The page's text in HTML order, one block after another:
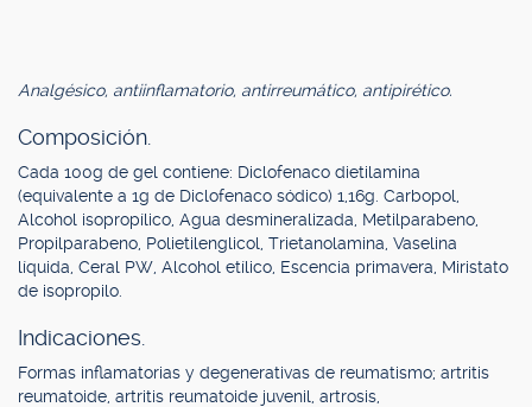
Analgésico, antiinflamatorio, antirreumático, antipirético.
Composición.
Cada 100g de gel contiene: Diclofenaco dietilamina
(equivalente a 1g de Diclofenaco sódico) 1,16g. Carbopol,
Alcohol isopropílico, Agua desmineralizada, Metilparabeno,
Propilparabeno, Polietilenglicol, Trietanolamina, Vaselina
líquida, Ceral PW, Alcohol etílico, Escencia primavera, Miristato
de isopropilo.
Indicaciones.
Formas inflamatorias y degenerativas de reumatismo; artritis
reumatoide, artritis reumatoide juvenil, artrosis,